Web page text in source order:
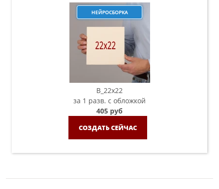
НЕЙРОСБОРКА
B_22х22
за 1 разв. с обложкой
405 руб
СОЗДАТЬ СЕЙЧАС